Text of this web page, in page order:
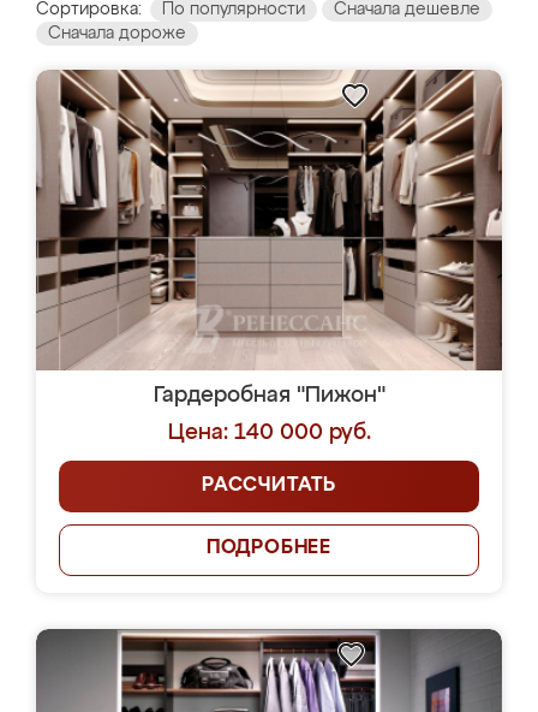
Сортировка: По популярности
Сначала дешевле
Сначала дороже
Гардеробная "Пижон"
Цена: 140 000 руб.
РАССЧИТАТЬ
ПОДРОБНЕЕ